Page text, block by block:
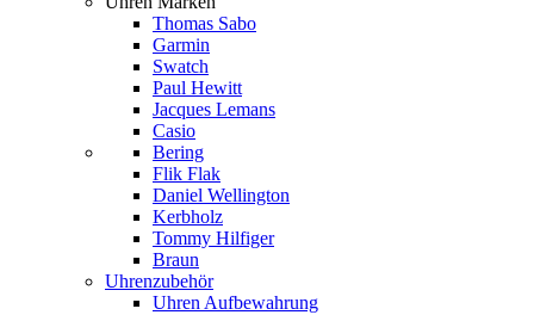
Thomas Sabo
Garmin
Swatch
Paul Hewitt
Jacques Lemans
Casio
Bering
Flik Flak
Daniel Wellington
Kerbholz
Tommy Hilfiger
Braun
Uhrenzubehör
Uhren Aufbewahrung